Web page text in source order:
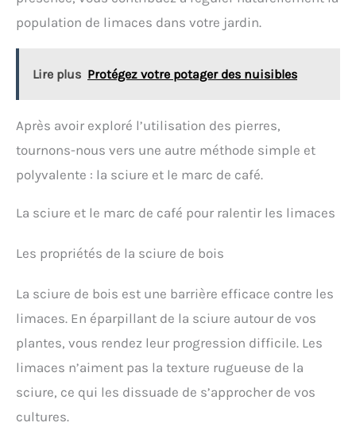
population de limaces dans votre jardin.
Lire plus Protégez votre potager des nuisibles
Après avoir exploré l’utilisation des pierres,
tournons-nous vers une autre méthode simple et
polyvalente : la sciure et le marc de café.
La sciure et le marc de café pour ralentir les limaces
Les propriétés de la sciure de bois
La sciure de bois est une barrière efficace contre les
limaces. En éparpillant de la sciure autour de vos
plantes, vous rendez leur progression difficile. Les
limaces n’aiment pas la texture rugueuse de la
sciure, ce qui les dissuade de s’approcher de vos
cultures.